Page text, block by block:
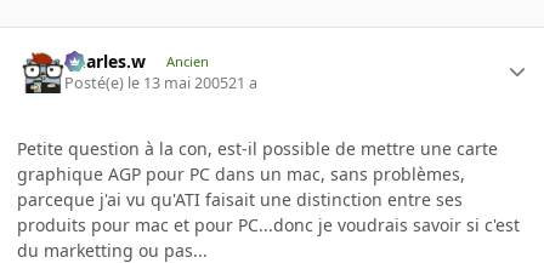
Charles.w Ancien
Posté(e) le 13 mai 200521 a
Petite question à la con, est-il possible de mettre une carte
graphique AGP pour PC dans un mac, sans problèmes,
parceque j'ai vu qu'ATI faisait une distinction entre ses
produits pour mac et pour PC...donc je voudrais savoir si c'est
du marketting ou pas...